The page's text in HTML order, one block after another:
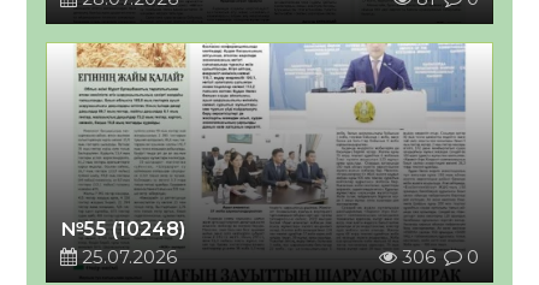
№55 (10248)
25.07.2026
306 0